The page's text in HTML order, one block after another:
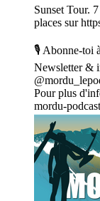
Sunset Tour.
places sur
🎙️ Abonne-toi
Newsletter &
Pour plus
mordu-